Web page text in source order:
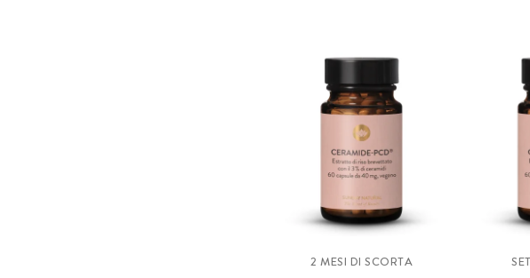
2 MESI DI SCORTA